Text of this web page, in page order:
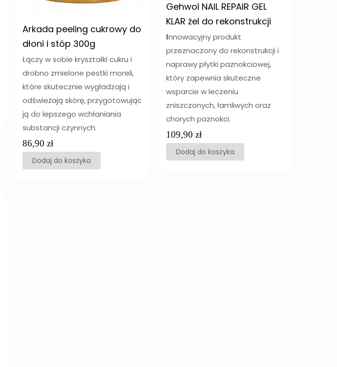
Arkada peeling cukrowy do
dłoni i stóp 300g
Łączy w sobie kryształki cukru i
drobno zmielone pestki moreli,
które skutecznie wygładzają i
odświeżają skórę, przygotowując
ją do lepszego wchłaniania
substancji czynnych.
86,90 zł
Dodaj do koszyka
Gehwol NAIL REPAIR GEL
KLAR żel do rekonstrukcji
Innowacyjny produkt
przeznaczony do rekonstrukcji i
naprawy płytki paznokciowej,
który zapewnia skuteczne
wsparcie w leczeniu
zniszczonych, łamliwych oraz
chorych paznokci.
109,90 zł
Dodaj do koszyka